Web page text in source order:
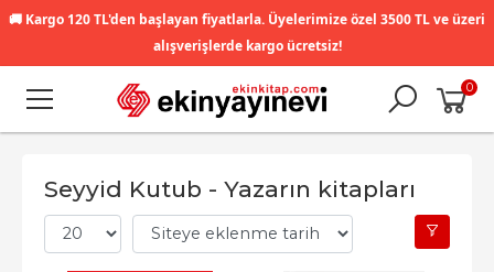
🚚 Kargo 120 TL'den başlayan fiyatlarla. Üyelerimize özel 3500 TL ve üzeri
alışverişlerde kargo ücretsiz!
0
Seyyid Kutub - Yazarın kitapları